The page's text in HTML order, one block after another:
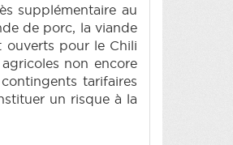
supplémentaire au
de porc, la viande
ouverts pour le Chili
non encore
tarifaires
un risque à la